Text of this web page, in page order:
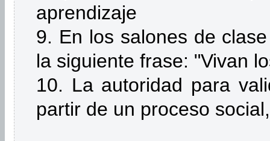
aprendizaje
9. En los salones de
la siguiente frase: "Vivan
10. La autoridad para
partir de un proceso